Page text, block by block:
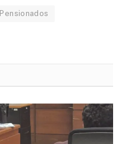
Pensionados